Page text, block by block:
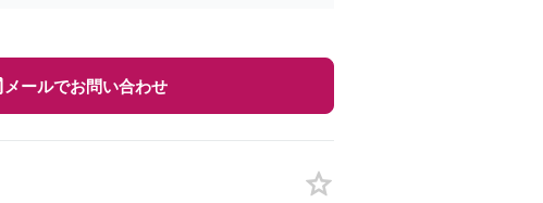
メールでお問い合わせ